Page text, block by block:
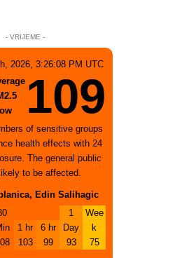
- VRIJEME -
2026, 3:26:08 PM UTC
109
of sensitive groups
health effects with 24
The general public
to be affected.
Edin Salihagic
1 hr
103
6 hr
99
1
Day
93
Wee
k
75